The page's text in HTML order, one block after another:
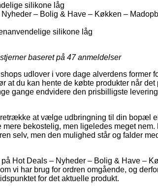
silikone låg
Nyheder – Bolig & Have – Køkken –
silikone låg
baseret på 47anmeldelser
udlover i vore dage alverdens former
at du kan hente de købte produkter når
gange endvidere den prisbilligste
at vælge udbringning til din bopæl
bekostelig, men ligeledes meget
selv, men den mulighed står og falder
Hot Deals – Nyheder – Bolig & Have –
vi har brug for ordren omgående, og
for det aktuelle produkt.